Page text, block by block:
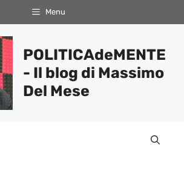
Menu
POLITICAdeMENTE
- Il blog di Massimo
Del Mese